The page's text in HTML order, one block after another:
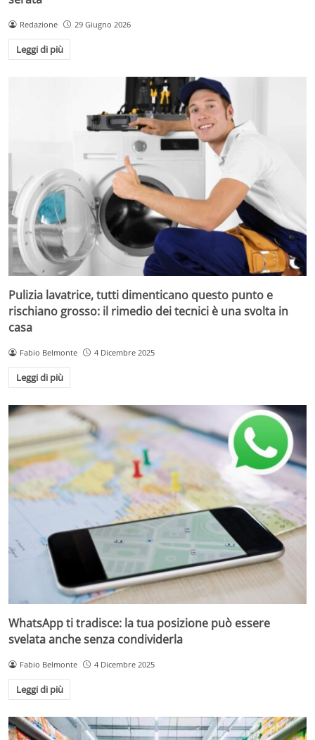
Redazione 29 Giugno 2026
Leggi di più
Pulizia lavatrice, tutti dimenticano questo punto e
rischiano grosso: il rimedio dei tecnici è una svolta in
casa
Fabio Belmonte 4 Dicembre 2025
Leggi di più
WhatsApp ti tradisce: la tua posizione può essere
svelata anche senza condividerla
Fabio Belmonte 4 Dicembre 2025
Leggi di più